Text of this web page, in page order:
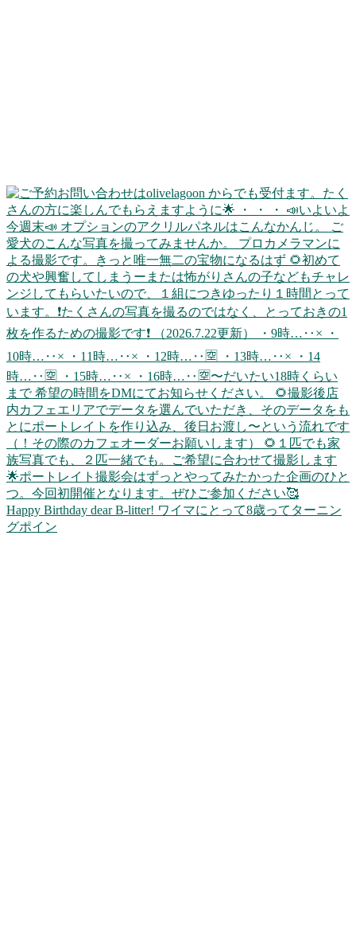
Happy Birthday dear B-litter! ワイマにとって8歳ってターニン
グポイン